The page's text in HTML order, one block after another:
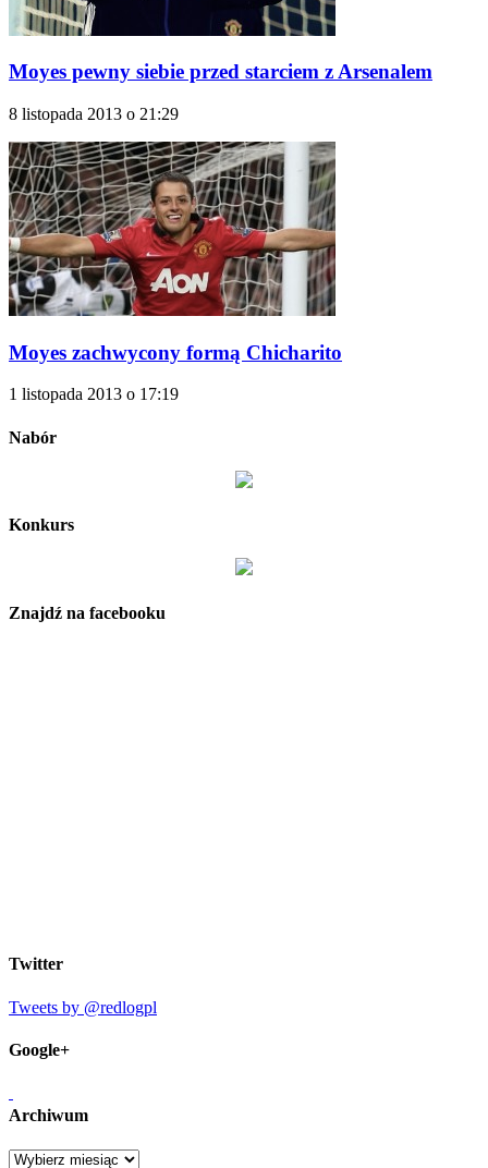
Moyes pewny siebie przed starciem z Arsenalem
8 listopada 2013 o 21:29
Moyes zachwycony formą Chicharito
1 listopada 2013 o 17:19
Nabór
Konkurs
Znajdź na facebooku
Twitter
Tweets by @redlogpl
Google+
Archiwum
Archiwum